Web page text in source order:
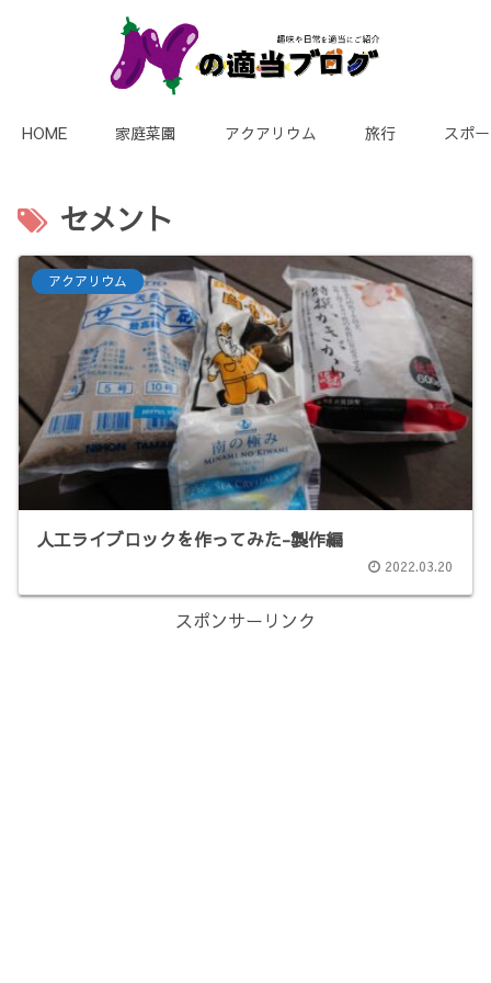
HOME 家庭菜園 アクアリウム 旅行 スポ
セメント
アクアリウム
人工ライブロックを作ってみた-製作編
2022.03.20
スポンサーリンク